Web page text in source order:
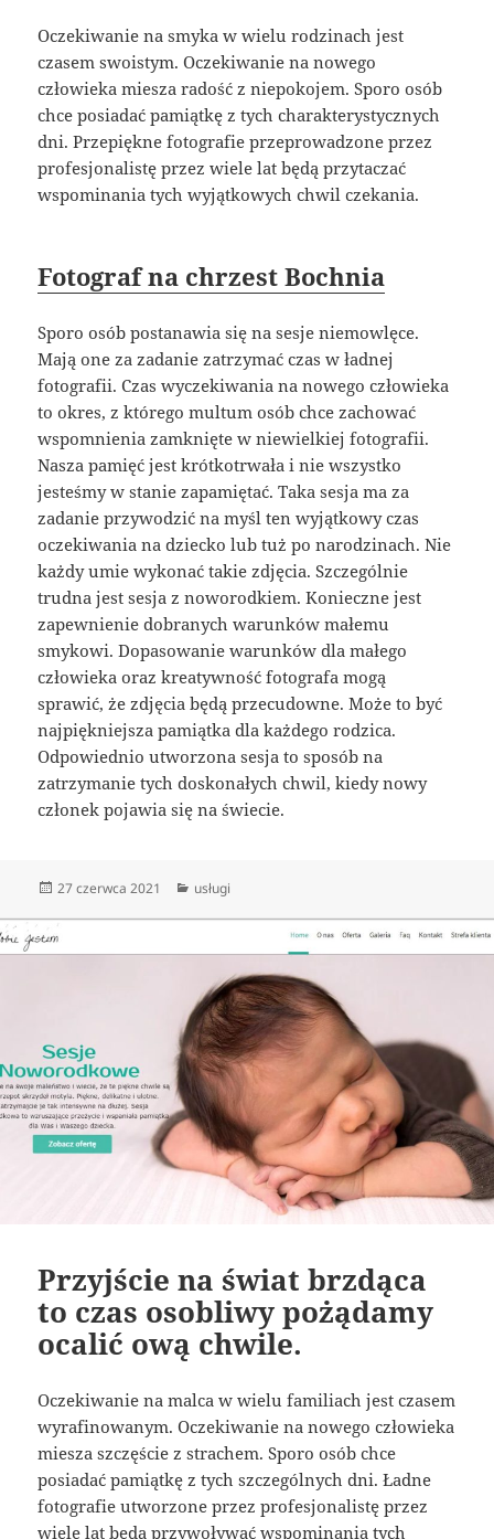
Oczekiwanie na smyka w wielu rodzinach jest
czasem swoistym. Oczekiwanie na nowego
człowieka miesza radość z niepokojem. Sporo osób
chce posiadać pamiątkę z tych charakterystycznych
dni. Przepiękne fotografie przeprowadzone przez
profesjonalistę przez wiele lat będą przytaczać
wspominania tych wyjątkowych chwil czekania.
Fotograf na chrzest Bochnia
Sporo osób postanawia się na sesje niemowlęce.
Mają one za zadanie zatrzymać czas w ładnej
fotografii. Czas wyczekiwania na nowego człowieka
to okres, z którego multum osób chce zachować
wspomnienia zamknięte w niewielkiej fotografii.
Nasza pamięć jest krótkotrwała i nie wszystko
jesteśmy w stanie zapamiętać. Taka sesja ma za
zadanie przywodzić na myśl ten wyjątkowy czas
oczekiwania na dziecko lub tuż po narodzinach. Nie
każdy umie wykonać takie zdjęcia. Szczególnie
trudna jest sesja z noworodkiem. Konieczne jest
zapewnienie dobranych warunków małemu
smykowi. Dopasowanie warunków dla małego
człowieka oraz kreatywność fotografa mogą
sprawić, że zdjęcia będą przecudowne. Może to być
najpiękniejsza pamiątka dla każdego rodzica.
Odpowiednio utworzona sesja to sposób na
zatrzymanie tych doskonałych chwil, kiedy nowy
członek pojawia się na świecie.
Data
27 czerwca 2021 Kategorie
usługi
Przyjście na świat brzdąca
to czas osobliwy pożądamy
ocalić ową chwile.
Oczekiwanie na malca w wielu familiach jest czasem
wyrafinowanym. Oczekiwanie na nowego człowieka
miesza szczęście z strachem. Sporo osób chce
posiadać pamiątkę z tych szczególnych dni. Ładne
fotografie utworzone przez profesjonalistę przez
wiele lat będą przywoływać wspominania tych